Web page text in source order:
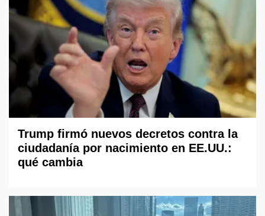
Trump firmó nuevos decretos contra la
ciudadanía por nacimiento en EE.UU.:
qué cambia